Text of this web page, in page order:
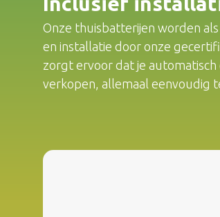
Onze thuisbatterijen worden
en installatie door onze
zorgt ervoor dat je
verkopen, allemaal eenvoudig